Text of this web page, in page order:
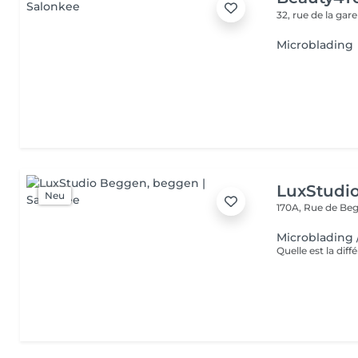
32, rue de la gare
Microblading
Neu
170A, Rue de
Microblading